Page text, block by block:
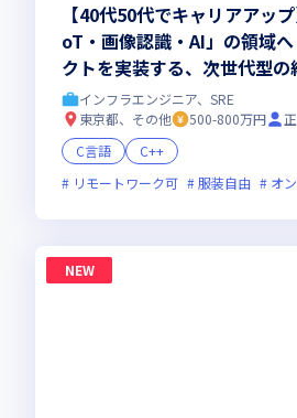
【40代50代でキャリアアッ
oT・画像認識・AI」の領域
クトを実装する、次世代型
ンジニア】まだ世に出ていな
ト開発◆最先端の研修200講座
インフラエンジニア、SRE
東京都、その他
500-800万円
C言語
C++
リモートワーク可
服装自由 オ
NEW